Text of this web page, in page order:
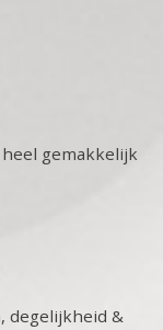
gemakkelijk
degelijkheid &